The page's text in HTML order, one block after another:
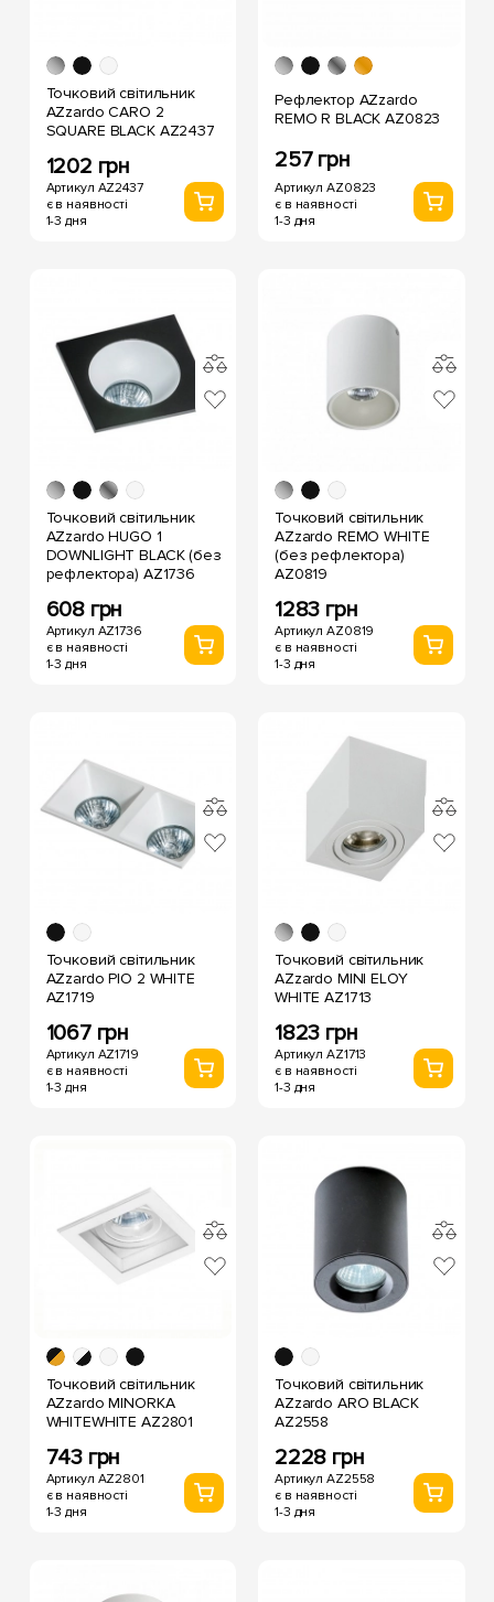
Точковий світильник
AZzardo CARO 2
SQUARE BLACK AZ2437
1202 грн
Артикул AZ2437
є в наявності
1-3 дня
Рефлектор AZzardo
REMO R BLACK AZ0823
257 грн
Артикул AZ0823
є в наявності
1-3 дня
Точковий світильник
AZzardo HUGO 1
DOWNLIGHT BLACK (без
рефлектора) AZ1736
608 грн
Артикул AZ1736
є в наявності
1-3 дня
Точковий світильник
AZzardo REMO WHITE
(без рефлектора)
AZ0819
1283 грн
Артикул AZ0819
є в наявності
1-3 дня
Точковий світильник
AZzardo PIO 2 WHITE
AZ1719
1067 грн
Артикул AZ1719
є в наявності
1-3 дня
Точковий світильник
AZzardo MINI ELOY
WHITE AZ1713
1823 грн
Артикул AZ1713
є в наявності
1-3 дня
Точковий світильник
AZzardo MINORKA
WHITEWHITE AZ2801
743 грн
Артикул AZ2801
є в наявності
1-3 дня
Точковий світильник
AZzardo ARO BLACK
AZ2558
2228 грн
Артикул AZ2558
є в наявності
1-3 дня